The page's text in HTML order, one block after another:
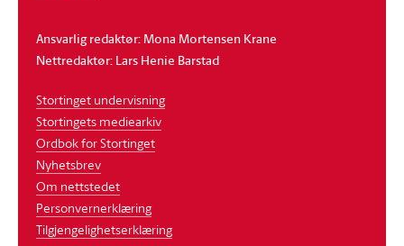
Ansvarlig redaktør: Mona Mortensen Krane
Nettredaktør: Lars Henie Barstad
Stortinget undervisning
Stortingets mediearkiv
Ordbok for Stortinget
Nyhetsbrev
Om nettstedet
Personvernerklæring
Tilgjengelighetserklæring